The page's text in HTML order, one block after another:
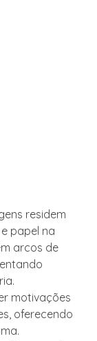
residem
papel na
arcos de
motivações
oferecendo